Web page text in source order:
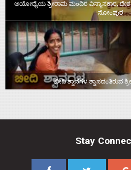
ಅಯೋಧ್ಯೆಯ ಶ್ರೀರಾಮ ಮಂದಿರ ವಿನ್ಯಾಸಕಾರ,
ಸೋಂಪುರ
ಬೀದಿ ಶ್ವಾನಗಳ ಶ್ವಾಸದಂತಿರುವ
Stay